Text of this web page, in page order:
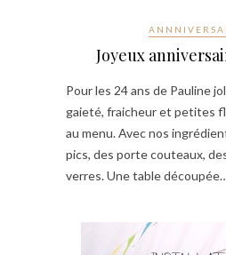
Joyeux
Pour les 24 ans de Pauline
gaieté, fraicheur et petites
au menu. Avec nos
pics, des porte couteaux,
verres. Une table